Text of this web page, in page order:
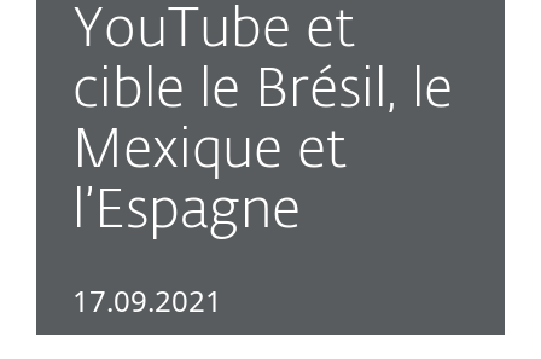
YouTube et
cible le Brésil, le
Mexique et
l’Espagne
17.09.2021